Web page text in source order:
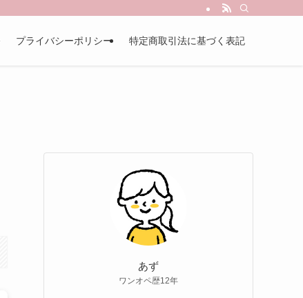
プライバシーポリシー 特定商取引法に基づく表記
あず
ワンオペ歴12年